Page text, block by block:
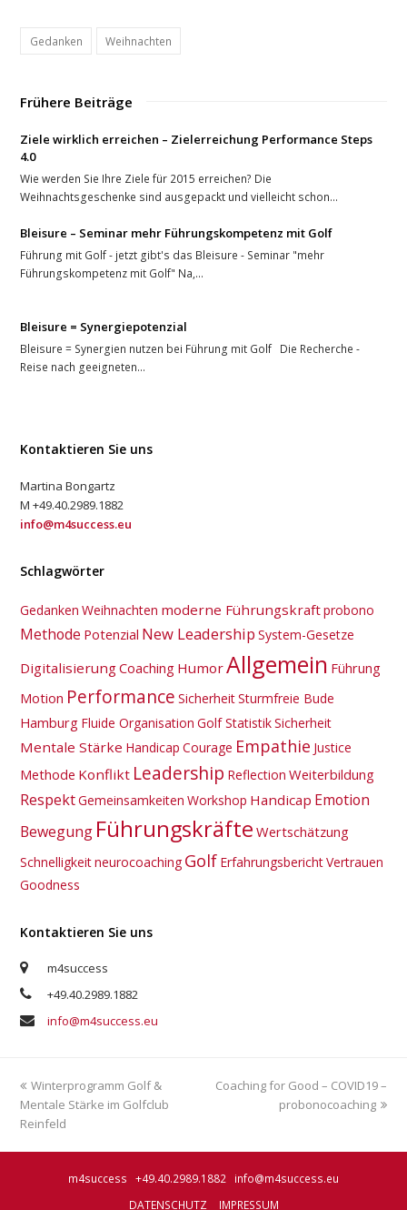
Gedanken Weihnachten
Frühere Beiträge
Ziele wirklich erreichen – Zielerreichung Performance Steps
4.0
Wie werden Sie Ihre Ziele für 2015 erreichen? Die
Weihnachtsgeschenke sind ausgepackt und vielleicht schon…
Bleisure – Seminar mehr Führungskompetenz mit Golf
Führung mit Golf - jetzt gibt's das Bleisure - Seminar "mehr
Führungskompetenz mit Golf" Na,…
Bleisure = Synergiepotenzial
Bleisure = Synergien nutzen bei Führung mit Golf Die Recherche -
Reise nach geeigneten…
Kontaktieren Sie uns
Martina Bongartz
M +49.40.2989.1882
info@m4success.eu
Schlagwörter
Gedanken Weihnachten moderne Führungskraftprobono
Methode Potenzial New Leadership System-Gesetze
DigitalisierungCoaching HumorAllgemein Führung
Motion Performance SicherheitSturmfreie Bude
Hamburg Fluide Organisation Golf StatistikSicherheit
Mentale Stärke Handicap Courage Empathie Justice
Methode Konflikt Leadership Reflection Weiterbildung
RespektGemeinsamkeiten Workshop Handicap Emotion
Bewegung Führungskräfte Wertschätzung
Schnelligkeitneurocoaching Golf ErfahrungsberichtVertrauen
Goodness
Kontaktieren Sie uns
m4success
+49.40.2989.1882
info@m4success.eu
vorheriger
Beitrag:
Winterprogramm Golf &
Mentale Stärke im Golfclub
Reinfeld
Nächster
Coaching for Good – COVID19 –
probonocoaching
m4success +49.40.2989.1882 info@m4success.eu
DATENSCHUTZ
IMPRESSUM